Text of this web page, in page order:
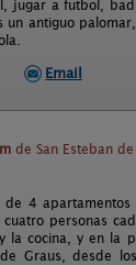
jugar a futbol,
antiguo
Email
de San Esteban
4
personas
cocina, y en la
Graus, desde